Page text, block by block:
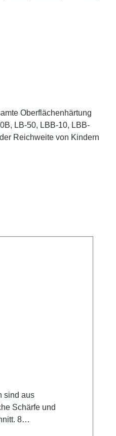
Oberflächenhärtung
LB-50, LBB-10, LBB-
Reichweite von Kindern
sind aus
Schärfe und
8